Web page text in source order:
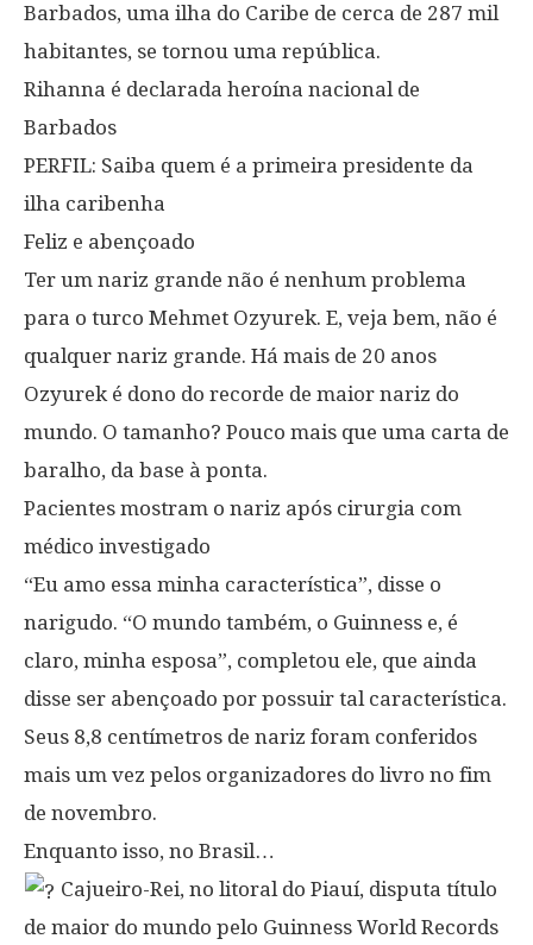
Barbados, uma ilha do Caribe de cerca de 287 mil
habitantes, se tornou uma república.
Rihanna é declarada heroína nacional de
Barbados
PERFIL: Saiba quem é a primeira presidente da
ilha caribenha
Feliz e abençoado
Ter um nariz grande não é nenhum problema
para o turco Mehmet Ozyurek. E, veja bem, não é
qualquer nariz grande. Há mais de 20 anos
Ozyurek é dono do recorde de maior nariz do
mundo. O tamanho? Pouco mais que uma carta de
baralho, da base à ponta.
Pacientes mostram o nariz após cirurgia com
médico investigado
“Eu amo essa minha característica”, disse o
narigudo. “O mundo também, o Guinness e, é
claro, minha esposa”, completou ele, que ainda
disse ser abençoado por possuir tal característica.
Seus 8,8 centímetros de nariz foram conferidos
mais um vez pelos organizadores do livro no fim
de novembro.
Enquanto isso, no Brasil…
Cajueiro-Rei, no litoral do Piauí, disputa título
de maior do mundo pelo Guinness World Records